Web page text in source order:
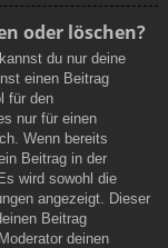
oder löschen?
du nur deine
einen Beitrag
für den
nur für einen
Wenn bereits
Beitrag in der
wird sowohl die
angezeigt. Dieser
Beitrag
deinen